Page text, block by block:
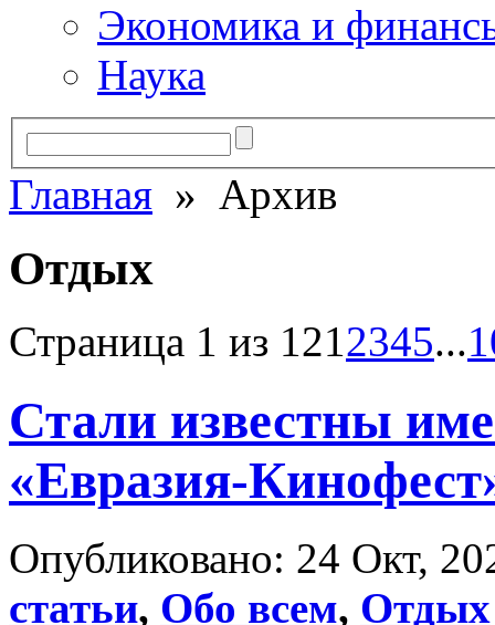
Экономика и
Наука
Главная » Архив
Отдых
Страница 1 из 1212345...
Стали известны
«Евразия-
Опубликовано: 24 Окт,
статьи, Обо всем, Отдых